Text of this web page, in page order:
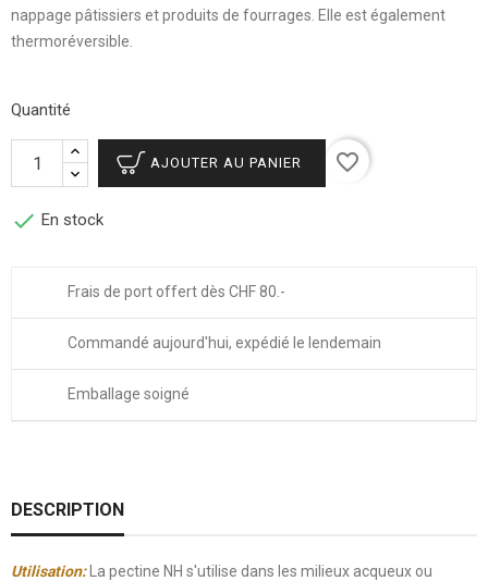
nappage pâtissiers et produits de fourrages. Elle est également
thermoréversible.
Quantité
AJOUTER AU PANIER favorite_border
 En stock
Frais de port offert dès CHF 80.-
Commandé aujourd'hui, expédié le lendemain
Emballage soigné
DESCRIPTION
Utilisation:La pectine NH s'utilise dans les milieux acqueux ou